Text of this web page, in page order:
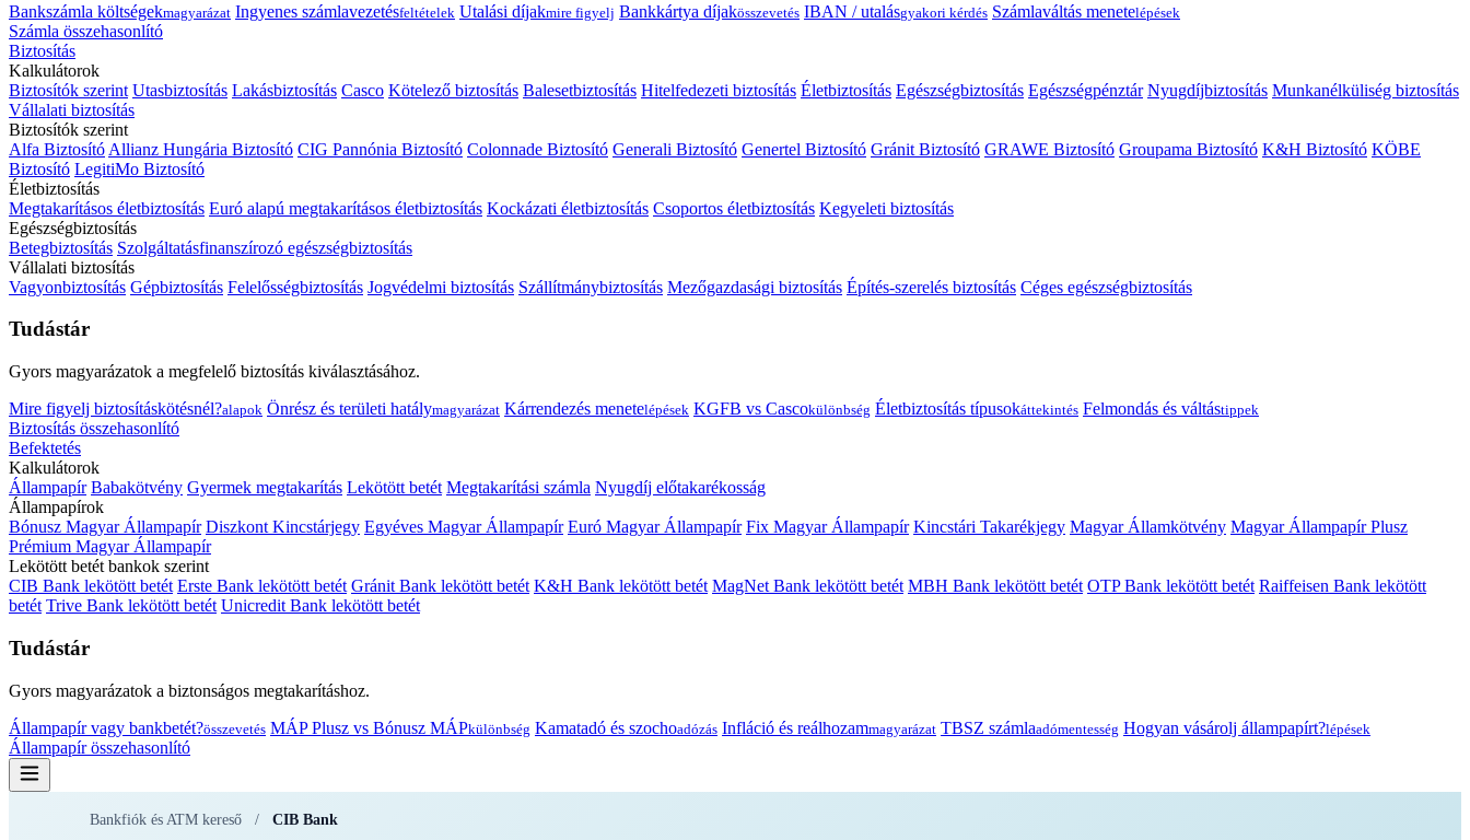
Bankszámla költségekmagyarázat Ingyenes számlavezetésfeltételek Utalási díjakmire figyelj Bankkártya díjakösszevetés IBAN / utalásgyakori kérdés Számlaváltás menetelépések
Számla összehasonlító
Biztosítás
Kalkulátorok
Biztosítók szerint Utasbiztosítás Lakásbiztosítás Casco Kötelező biztosítás Balesetbiztosítás Hitelfedezeti biztosítás Életbiztosítás Egészségbiztosítás Egészségpénztár Nyugdíjbiztosítás Munkanélküliség biztosítás
Vállalati biztosítás
Biztosítók szerint
Alfa Biztosító Allianz Hungária Biztosító CIG Pannónia Biztosító Colonnade Biztosító Generali Biztosító Genertel Biztosító Gránit Biztosító GRAWE Biztosító Groupama Biztosító K&H Biztosító KÖBE
Biztosító LegitiMo Biztosító
Életbiztosítás
Megtakarításos életbiztosítás Euró alapú megtakarításos életbiztosítás Kockázati életbiztosítás Csoportos életbiztosítás Kegyeleti biztosítás
Egészségbiztosítás
Betegbiztosítás Szolgáltatásfinanszírozó egészségbiztosítás
Vállalati biztosítás
Vagyonbiztosítás Gépbiztosítás Felelősségbiztosítás Jogvédelmi biztosítás Szállítmánybiztosítás Mezőgazdasági biztosítás Építés-szerelés biztosítás Céges egészségbiztosítás
Tudástár
Gyors magyarázatok a megfelelő biztosítás kiválasztásához.
Mire figyelj biztosításkötésnél?alapok Önrész és területi hatálymagyarázat Kárrendezés menetelépések KGFB vs Cascokülönbség Életbiztosítás típusokáttekintés Felmondás és váltástippek
Biztosítás összehasonlító
Befektetés
Kalkulátorok
Állampapír Babakötvény Gyermek megtakarítás Lekötött betét Megtakarítási számla Nyugdíj előtakarékosság
Állampapírok
Bónusz Magyar Állampapír Diszkont Kincstárjegy Egyéves Magyar Állampapír Euró Magyar Állampapír Fix Magyar Állampapír Kincstári Takarékjegy Magyar Államkötvény Magyar Állampapír Plusz
Prémium Magyar Állampapír
Lekötött betét bankok szerint
CIB Bank lekötött betét Erste Bank lekötött betét Gránit Bank lekötött betét K&H Bank lekötött betét MagNet Bank lekötött betét MBH Bank lekötött betét OTP Bank lekötött betét Raiffeisen Bank lekötött
betét Trive Bank lekötött betét Unicredit Bank lekötött betét
Tudástár
Gyors magyarázatok a biztonságos megtakarításhoz.
Állampapír vagy bankbetét?összevetés MÁP Plusz vs Bónusz MÁPkülönbség Kamatadó és szochoadózás Infláció és reálhozammagyarázat TBSZ számlaadómentesség Hogyan vásárolj állampapírt?lépések
Állampapír összehasonlító
Bankfiók és ATM kereső / CIB Bank